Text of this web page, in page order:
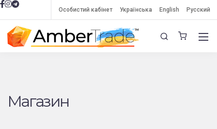
Особистий кабінет Українська English Русский
Магазин